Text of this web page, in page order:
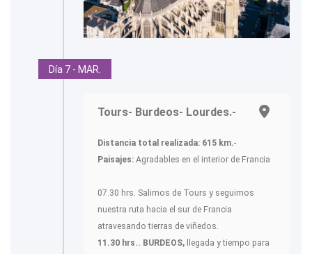
Día 7 - MAR.
Tours- Burdeos- Lourdes.-
Distancia total realizada: 615 km.-
Paisajes: Agradables en el interior de Francia
07.30 hrs. Salimos de Tours y seguimos
nuestra ruta hacia el sur de Francia
atravesando tierras de viñedos.
11.30 hrs.. BURDEOS,
llegada y tiempo para